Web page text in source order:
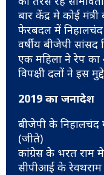
बार केंद्र मे कोई
फेरबदल में निहालचंद
वर्षीय बीजेपी
एक महिला ने रेप का
विपक्षी दलों ने इस
2019 का जनादेश
बीजेपी के निहालचंद
(जीते)
कांग्रेस के भरत राम
सीपीआई के